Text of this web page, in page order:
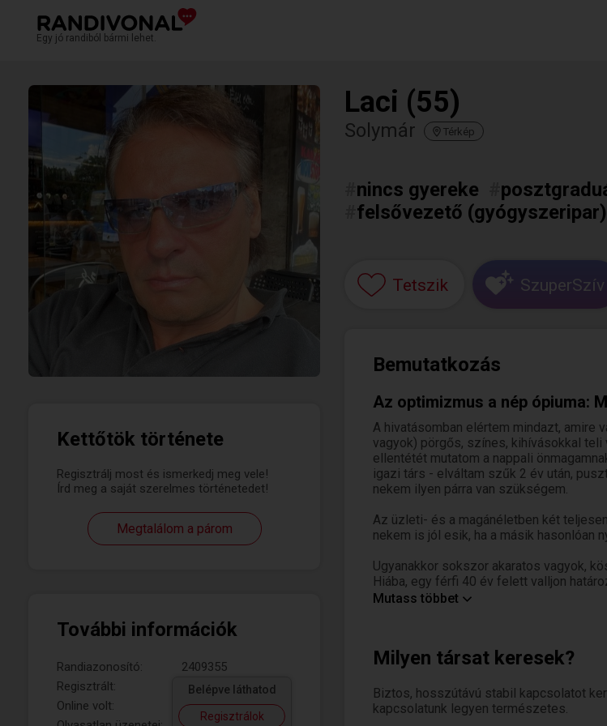
Egy jó randiból bármi lehet.
Kettőtök története
Regisztrálj most és ismerkedj meg vele!
Írd meg a saját szerelmes történetedet!
Megtalálom a párom
További információk
Randiazonosító:
2409355
Regisztrált:
Online volt:
Belépve láthatod
Regisztrálok
Laci (55)
Solymár Térkép
nincs gyereke
felsővezető (gyógyszeripar)
Tetszik SzuperSzív
Bemutatkozás
Az optimizmus a nép ópiuma:
A hivatásomban elértem mindazt, amire
vagyok) pörgős, színes, kihívásokkal
ellentétét mutatom a nappali
igazi társ - elváltam szűk 2 év után,
nekem ilyen párra van szükségem.
Az üzleti- és a magánéletben két
nekem is jól esik, ha a másik hasonlóan
Ugyanakkor sokszor akaratos vagyok,
Hiába, egy férfi 40 év felett valljon
Zenehallgatás, egzotikus vacsora
Hobbim a szabadtéri fotózás,
Filmek, könyvek, színművek, koncertek,
A tenger, napfény, egzotikus tájak a
Mutass többet
Milyen társat keresek?
Biztos, hosszútávú stabil kapcsolatot
kapcsolatunk legyen természetes.